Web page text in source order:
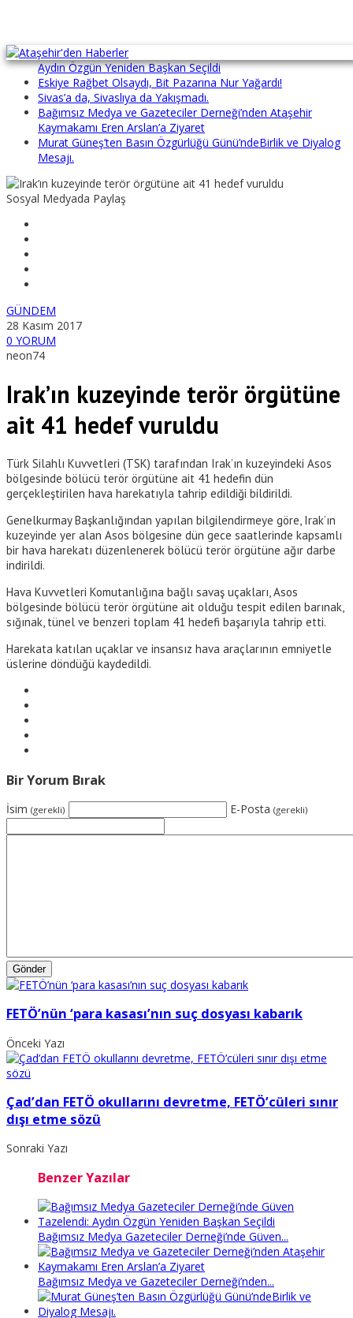
Bağımsız Medya Gazeteciler Derneği’nde Güven Tazelendi:
Aydın Özgün Yeniden Başkan Seçildi
Eskiye Rağbet Olsaydı, Bit Pazarına Nur Yağardı!
Sivas’a da, Sivaslıya da Yakışmadı.
Bağımsız Medya ve Gazeteciler Derneği’nden Ataşehir
Kaymakamı Eren Arslan’a Ziyaret
Murat Güneş’ten Basın Özgürlüğü Günü’ndeBirlik ve Diyalog
Mesajı.
Sosyal Medyada Paylaş
GÜNDEM
28 Kasım 2017
0 YORUM
neon74
Irak’ın kuzeyinde terör örgütüne
ait 41 hedef vuruldu
Türk Silahlı Kuvvetleri (TSK) tarafından Irak’ın kuzeyindeki Asos
bölgesinde bölücü terör örgütüne ait 41 hedefin dün
gerçekleştirilen hava harekatıyla tahrip edildiği bildirildi.
Genelkurmay Başkanlığından yapılan bilgilendirmeye göre, Irak’ın
kuzeyinde yer alan Asos bölgesine dün gece saatlerinde kapsamlı
bir hava harekatı düzenlenerek bölücü terör örgütüne ağır darbe
indirildi.
Hava Kuvvetleri Komutanlığına bağlı savaş uçakları, Asos
bölgesinde bölücü terör örgütüne ait olduğu tespit edilen barınak,
sığınak, tünel ve benzeri toplam 41 hedefi başarıyla tahrip etti.
Harekata katılan uçaklar ve insansız hava araçlarının emniyetle
üslerine döndüğü kaydedildi.
Bir Yorum Bırak
İsim (gerekli) E-Posta (gerekli)
FETÖ’nün ‘para kasası’nın suç dosyası kabarık
Önceki Yazı
Çad’dan FETÖ okullarını devretme, FETÖ’cüleri sınır
dışı etme sözü
Sonraki Yazı
Benzer Yazılar
Bağımsız Medya Gazeteciler Derneği’nde Güven...
Bağımsız Medya ve Gazeteciler Derneği’nden...